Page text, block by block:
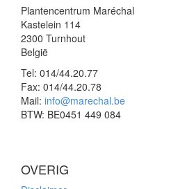
Plantencentrum Maréchal
Kastelein 114
2300 Turnhout
België
Tel: 014/44.20.77
Fax: 014/44.20.78
Mail: info@marechal.be
BTW: BE0451 449 084
OVERIG